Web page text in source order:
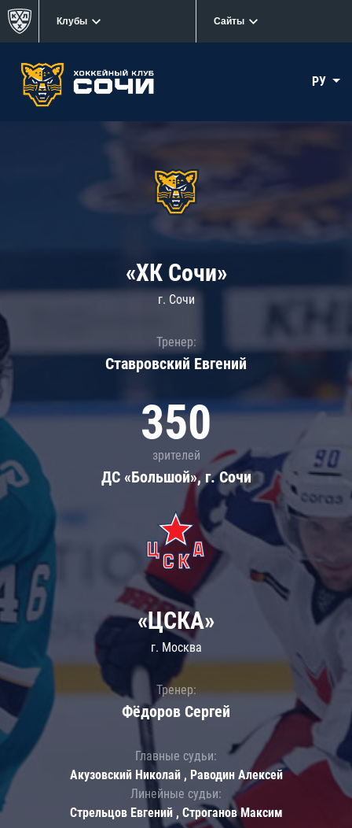
Клубы Сайты
РУ
«ХК Сочи»
г. Сочи
Тренер:
Ставровский Евгений
350
зрителей
ДС «Большой», г. Сочи
«ЦСКА»
г. Москва
Тренер:
Фёдоров Сергей
Главные судьи:
Акузовский Николай , Раводин Алексей
Линейные судьи:
Стрельцов Евгений , Строганов Максим